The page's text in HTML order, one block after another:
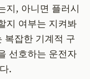
지, 아니면 플러시
지 여부는 지켜봐
복잡한 기계적 구
선호하는 운전자
.